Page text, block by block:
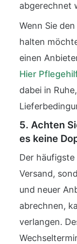
abgerechnet
Wenn Sie
halten
einen
Hier
dabei in
5. Achten
es keine
Der
Versand,
und neuer
abrechnen,
verlangen.